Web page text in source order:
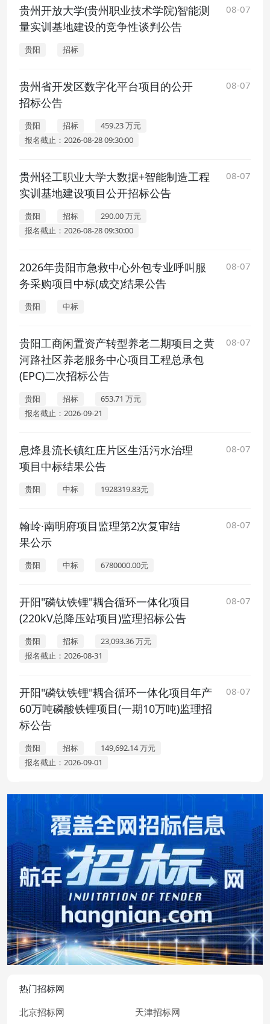
贵州开放大学(贵州职业技术学院)智能测
量实训基地建设的竞争性谈判公告
08-07
贵阳 招标
贵州省开发区数字化平台项目的公开
招标公告
08-07
贵阳 招标
459.23 万元
报名截止：2026-08-28 09:30:00
贵州轻工职业大学大数据+智能制造工程
实训基地建设项目公开招标公告
08-07
贵阳 招标
290.00 万元
报名截止：2026-08-28 09:30:00
2026年贵阳市急救中心外包专业呼叫服
务采购项目中标(成交)结果公告
08-07
贵阳 中标
贵阳工商闲置资产转型养老二期项目之黄
河路社区养老服务中心项目工程总承包
(EPC)二次招标公告
08-07
贵阳 招标
653.71 万元
报名截止：2026-09-21
息烽县流长镇红庄片区生活污水治理
项目中标结果公告
08-07
贵阳 中标 1928319.83元
翰岭·南明府项目监理第2次复审结
果公示
08-07
贵阳 中标 6780000.00元
开阳"磷钛铁锂"耦合循环一体化项目
(220kV总降压站项目)监理招标公告
08-07
贵阳 招标
23,093.36 万元
报名截止：2026-08-31
开阳"磷钛铁锂"耦合循环一体化项目年产
60万吨磷酸铁锂项目(一期10万吨)监理招
标公告
08-07
贵阳 招标
149,692.14 万元
报名截止：2026-09-01
热门招标网
北京招标网
天津招标网